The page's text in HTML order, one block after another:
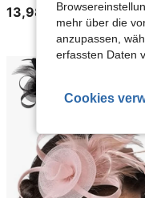
13,98€
mehr über die
anzupassen,
erfassten Daten
Cookies